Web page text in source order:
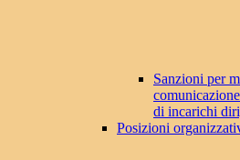
Sanzioni per
di incarichi
Posizioni